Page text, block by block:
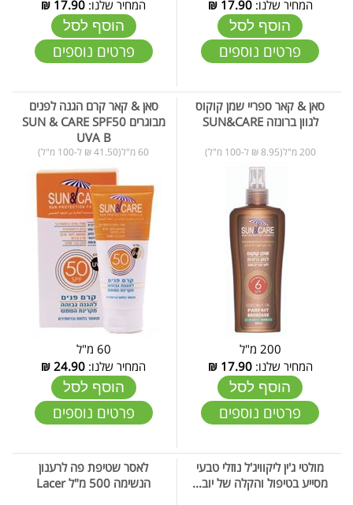
המחיר שלנו:17.90
₪
הוסף לסל
פרטים נוספים
המחיר שלנו: 17.90
₪
הוסף לסל
פרטים נוספים
סאן & קאר ספריי שמן קוקוס
לגוון ברונזה SUN&CARE
200 מ"ל(8.95 ₪ ל-100 מ"ל)
200 מ"ל
המחיר שלנו:17.90
₪
הוסף לסל
פרטים נוספים
סאן & קאר קרם הגנה לפנים
מבוגרים SUN & CARE SPF50
UVA B
60 מ"ל(41.50 ₪ ל-100 מ"ל)
60 מ"ל
המחיר שלנו: 24.90
₪
הוסף לסל
פרטים נוספים
מולטי ג'ין ליקוויג'ל נוזלי טבעי
מסייע בטיפול והקלה של יוב...
לאסר שטיפת פה לרענון
הנשימה 500 מ"ל Lacer